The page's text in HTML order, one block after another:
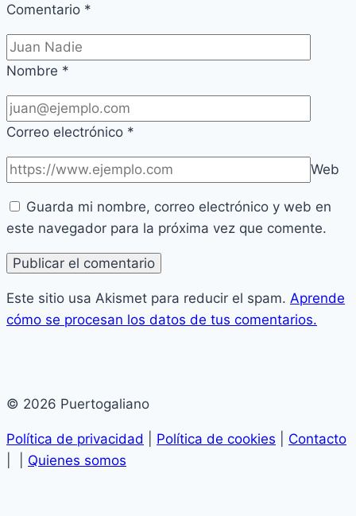
Comentario *
Nombre *
Correo electrónico *
Web
Guarda mi nombre, correo electrónico y web en
este navegador para la próxima vez que comente.
Este sitio usa Akismet para reducir el spam. Aprende
cómo se procesan los datos de tus comentarios.
© 2026 Puertogaliano
Política de privacidad Política de cookies
Contacto
Quienes somos